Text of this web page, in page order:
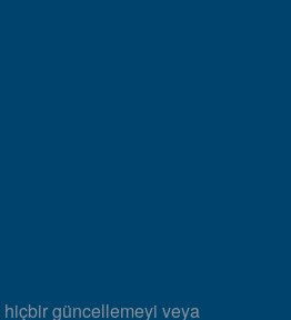
güncellemeyi veya